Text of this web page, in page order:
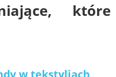
które
w tekstyliach